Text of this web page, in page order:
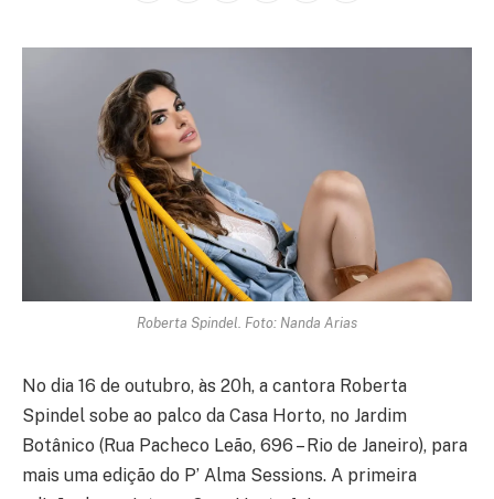
Roberta Spindel. Foto: Nanda Arias
No dia 16 de outubro, às 20h, a cantora Roberta
Spindel sobe ao palco da Casa Horto, no Jardim
Botânico (Rua Pacheco Leão, 696 – Rio de Janeiro), para
mais uma edição do P’ Alma Sessions. A primeira